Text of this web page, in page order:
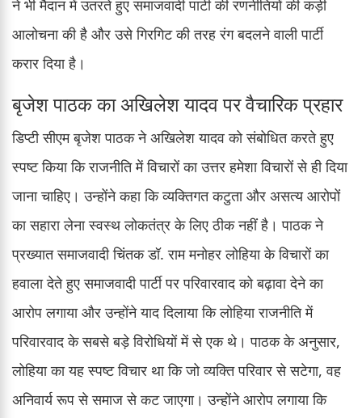
ने भी मैदान में उतरते हुए समाजवादी पार्टी की रणनीतियों की कड़ी
आलोचना की है और उसे गिरगिट की तरह रंग बदलने वाली पार्टी
करार दिया है।
बृजेश पाठक का अखिलेश यादव पर वैचारिक प्रहार
डिप्टी सीएम बृजेश पाठक ने अखिलेश यादव को संबोधित करते हुए
स्पष्ट किया कि राजनीति में विचारों का उत्तर हमेशा विचारों से ही दिया
जाना चाहिए। उन्होंने कहा कि व्यक्तिगत कटुता और असत्य आरोपों
का सहारा लेना स्वस्थ लोकतंत्र के लिए ठीक नहीं है। पाठक ने
प्रख्यात समाजवादी चिंतक डॉ. राम मनोहर लोहिया के विचारों का
हवाला देते हुए समाजवादी पार्टी पर परिवारवाद को बढ़ावा देने का
आरोप लगाया और उन्होंने याद दिलाया कि लोहिया राजनीति में
परिवारवाद के सबसे बड़े विरोधियों में से एक थे। पाठक के अनुसार,
लोहिया का यह स्पष्ट विचार था कि जो व्यक्ति परिवार से सटेगा, वह
अनिवार्य रूप से समाज से कट जाएगा। उन्होंने आरोप लगाया कि